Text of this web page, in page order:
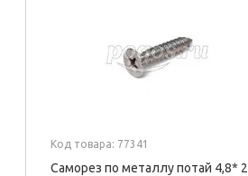
Код товара: 77341
Саморез по металлу потай 4,8*